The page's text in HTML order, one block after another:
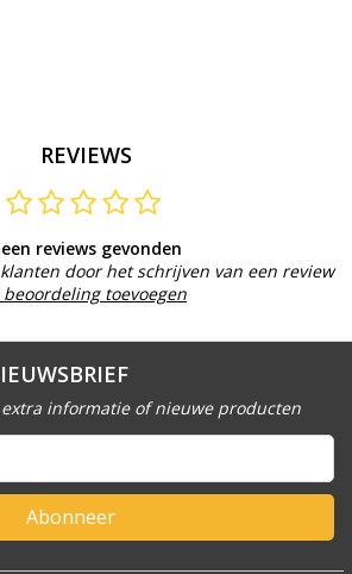
REVIEWS
reviews gevonden
door het schrijven van een review
beoordeling toevoegen
informatie of nieuwe producten
Abonneer